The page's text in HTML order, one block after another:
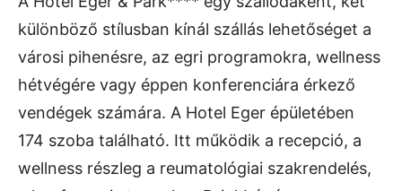
különböző stílusban kínál szállás lehetőséget a
városi pihenésre, az egri programokra, wellness
hétvégére vagy éppen konferenciára érkező
vendégek számára. A Hotel Eger épületében
174 szoba található. Itt működik a recepció, a
wellness részleg a reumatológiai szakrendelés,